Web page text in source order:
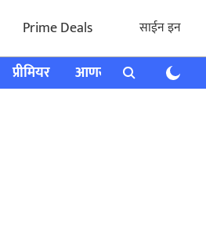
Prime Deals साईन इन
प्रीमियर आणखी राशी भविष्य